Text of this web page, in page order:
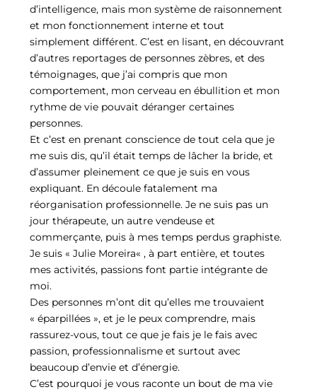
d’intelligence, mais mon système de raisonnement
et mon fonctionnement interne et tout
simplement différent. C’est en lisant, en découvrant
d’autres reportages de personnes zèbres, et des
témoignages, que j’ai compris que mon
comportement, mon cerveau en ébullition et mon
rythme de vie pouvait déranger certaines
personnes.
Et c’est en prenant conscience de tout cela que je
me suis dis, qu’il était temps de lâcher la bride, et
d’assumer pleinement ce que je suis en vous
expliquant. En découle fatalement ma
réorganisation professionnelle. Je ne suis pas un
jour thérapeute, un autre vendeuse et
commerçante, puis à mes temps perdus graphiste.
Je suis « Julie Moreira« , à part entière, et toutes
mes activités, passions font partie intégrante de
moi.
Des personnes m’ont dit qu’elles me trouvaient
« éparpillées », et je le peux comprendre, mais
rassurez-vous, tout ce que je fais je le fais avec
passion, professionnalisme et surtout avec
beaucoup d’envie et d’énergie.
C’est pourquoi je vous raconte un bout de ma vie